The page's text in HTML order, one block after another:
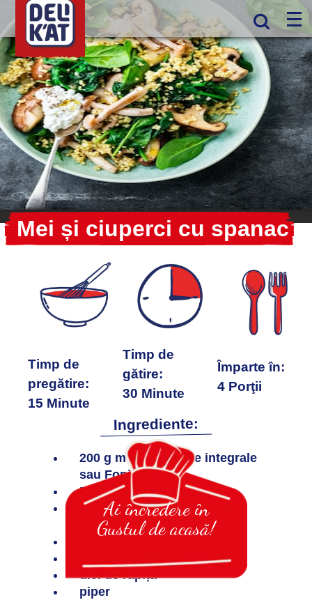
Mei și ciuperci cu spanac
Timp de
pregătire:
15 Minute
Timp de
gătire:
30 Minute
Împarte în:
4 Porţii
Ingrediente:
200 g mei de cereale integrale
sau Fonio
Delikat Legume
ciuperci (Enoki, o ceașcă cu
lapte de șofran)
ulei de rapiță
piper
Ai încredere în
Gustul de acasă!